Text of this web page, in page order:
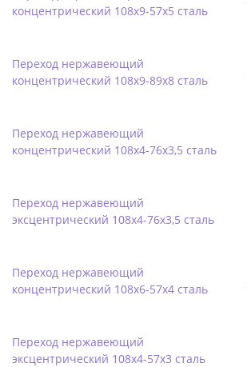
концентрический 108х9-57х5 сталь
Переход нержавеющий
концентрический 108х9-89х8 сталь
Переход нержавеющий
концентрический 108х4-76х3,5 сталь
Переход нержавеющий
эксцентрический 108х4-76х3,5 сталь
Переход нержавеющий
концентрический 108х6-57х4 сталь
Переход нержавеющий
эксцентрический 108х4-57х3 сталь